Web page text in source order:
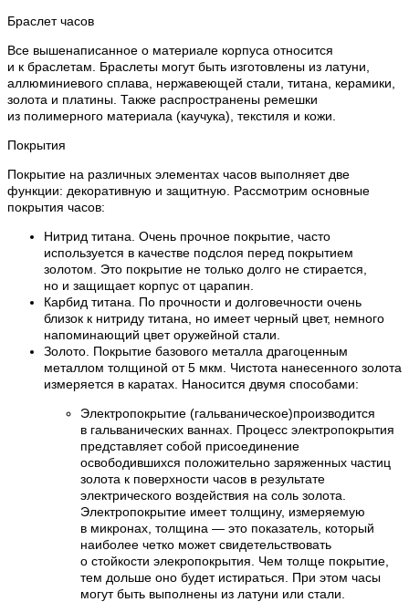
Браслет часов
Все вышенаписанное о материале корпуса относится
и к браслетам. Браслеты могут быть изготовлены из латуни,
аллюминиевого сплава, нержавеющей стали, титана, керамики,
золота и платины. Также распространены ремешки
из полимерного материала (каучука), текстиля и кожи.
Покрытия
Покрытие на различных элементах часов выполняет две
функции: декоративную и защитную. Рассмотрим основные
покрытия часов:
Нитрид титана. Очень прочное покрытие, часто
используется в качестве подслоя перед покрытием
золотом. Это покрытие не только долго не стирается,
но и защищает корпус от царапин.
Карбид титана. По прочности и долговечности очень
близок к нитриду титана, но имеет черный цвет, немного
напоминающий цвет оружейной стали.
Золото. Покрытие базового металла драгоценным
металлом толщиной от 5 мкм. Чистота нанесенного золота
измеряется в каратах. Наносится двумя способами:
Электропокрытие (гальваническое)производится
в гальванических ваннах. Процесс электропокрытия
представляет собой присоединение
освободившихся положительно заряженных частиц
золота к поверхности часов в результате
электрического воздействия на соль золота.
Электропокрытие имеет толщину, измеряемую
в микронах, толщина — это показатель, который
наиболее четко может свидетельствовать
о стойкости элекропокрытия. Чем толще покрытие,
тем дольше оно будет истираться. При этом часы
могут быть выполнены из латуни или стали.